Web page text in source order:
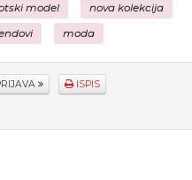
model nova kolekcija
moda
ISPIS